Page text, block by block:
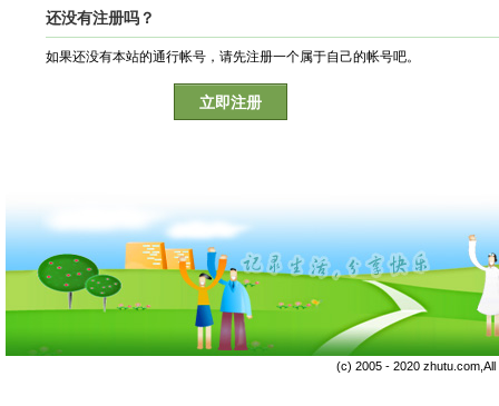
还没有注册吗？
如果还没有本站的通行帐号，请先注册一个属于自己的帐号吧。
立即注册
(c) 2005 - 2020